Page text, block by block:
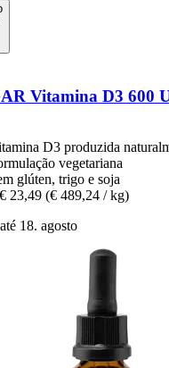
Vitamina D3 600
D3 produzida
vegetariana
glúten, trigo e soja
€ 23,49 (€ 489,24 / kg)
18. agosto